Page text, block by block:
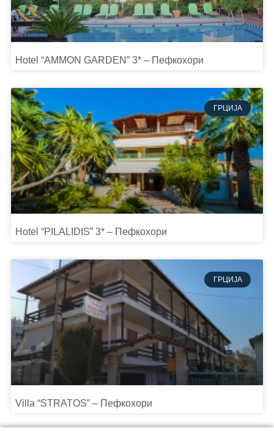
Hotel “AMMON GARDEN” 3* – Пефкохори
ГРЦИЈА
Hotel “PILALIDIS” 3* – Пефкохори
ГРЦИЈА
Villa “STRATOS” – Пефкохори